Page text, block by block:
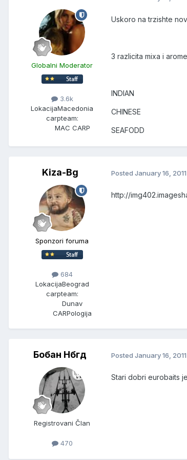
Globalni Moderator
3.6k
LokacijaMacedonia
carpteam:
MAC CARP
Uskoro na trzishte
3 razlicita mixa i arome
INDIAN
CHINESE
SEAFODD
Kiza-Bg
Sponzori foruma
684
LokacijaBeograd
carpteam:
Dunav
CARPologija
Posted January 16, 2011
http://
Бобан Нбгд
Registrovani Član
470
Posted January 16, 2011
Stari dobri eurobaits